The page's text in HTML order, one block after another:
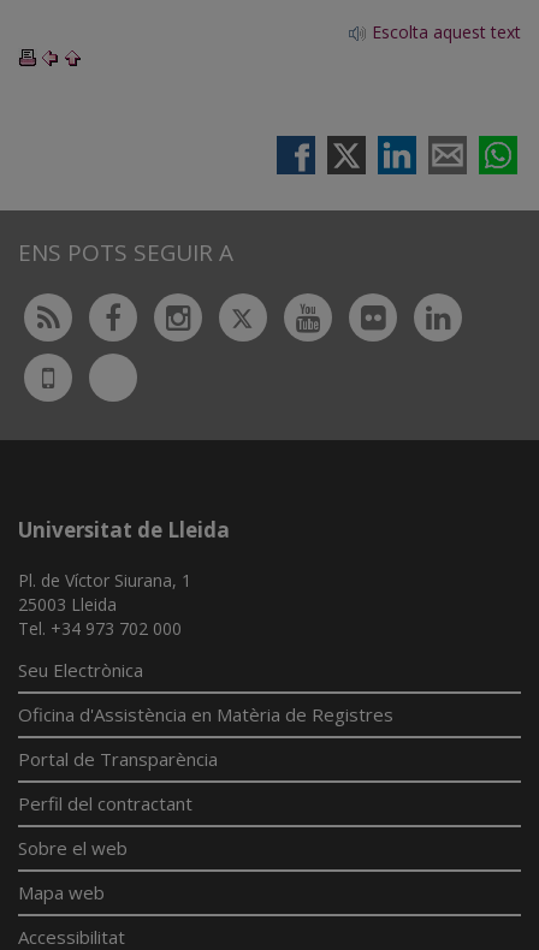
Escolta aquest text
ENS POTS SEGUIR A
Rss FacebookInstagram
TwitterYoutubeFlickr
UdL
App
Bluesky
Universitat de Lleida
Pl. de Víctor Siurana, 1
25003 Lleida
Tel. +34 973 702 000
Seu Electrònica
Oficina d'Assistència en Matèria de Registres
Portal de Transparència
Perfil del contractant
Sobre el web
Mapa web
Accessibilitat